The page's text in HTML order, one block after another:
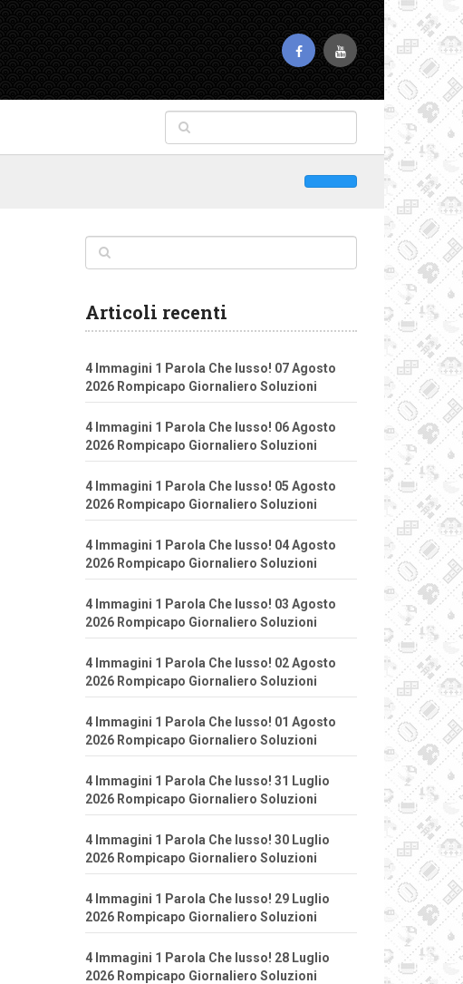
Articoli recenti
4 Immagini 1 Parola Che lusso! 07 Agosto
2026 Rompicapo Giornaliero Soluzioni
4 Immagini 1 Parola Che lusso! 06 Agosto
2026 Rompicapo Giornaliero Soluzioni
4 Immagini 1 Parola Che lusso! 05 Agosto
2026 Rompicapo Giornaliero Soluzioni
4 Immagini 1 Parola Che lusso! 04 Agosto
2026 Rompicapo Giornaliero Soluzioni
4 Immagini 1 Parola Che lusso! 03 Agosto
2026 Rompicapo Giornaliero Soluzioni
4 Immagini 1 Parola Che lusso! 02 Agosto
2026 Rompicapo Giornaliero Soluzioni
4 Immagini 1 Parola Che lusso! 01 Agosto
2026 Rompicapo Giornaliero Soluzioni
4 Immagini 1 Parola Che lusso! 31 Luglio
2026 Rompicapo Giornaliero Soluzioni
4 Immagini 1 Parola Che lusso! 30 Luglio
2026 Rompicapo Giornaliero Soluzioni
4 Immagini 1 Parola Che lusso! 29 Luglio
2026 Rompicapo Giornaliero Soluzioni
4 Immagini 1 Parola Che lusso! 28 Luglio
2026 Rompicapo Giornaliero Soluzioni